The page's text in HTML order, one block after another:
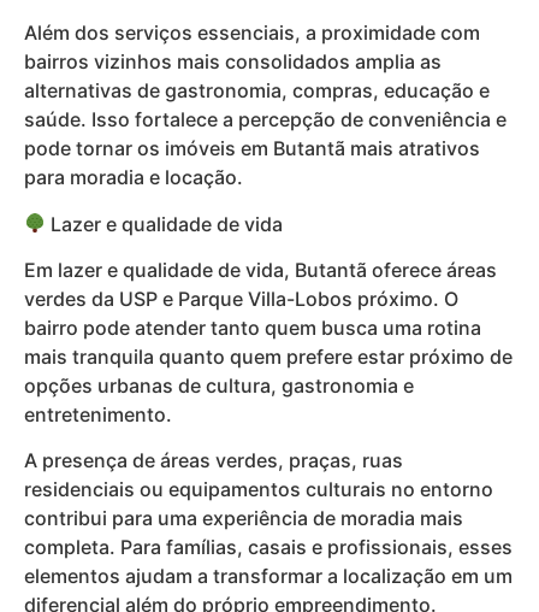
Além dos serviços essenciais, a proximidade com
bairros vizinhos mais consolidados amplia as
alternativas de gastronomia, compras, educação e
saúde. Isso fortalece a percepção de conveniência e
pode tornar os imóveis em Butantã mais atrativos
para moradia e locação.
Lazer e qualidade de vida
Em lazer e qualidade de vida, Butantã oferece áreas
verdes da USP e Parque Villa-Lobos próximo. O
bairro pode atender tanto quem busca uma rotina
mais tranquila quanto quem prefere estar próximo de
opções urbanas de cultura, gastronomia e
entretenimento.
A presença de áreas verdes, praças, ruas
residenciais ou equipamentos culturais no entorno
contribui para uma experiência de moradia mais
completa. Para famílias, casais e profissionais, esses
elementos ajudam a transformar a localização em um
diferencial além do próprio empreendimento.